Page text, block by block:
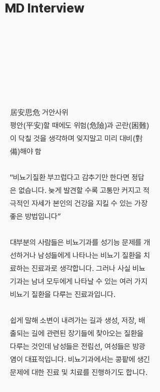
MD Interview
居安思危 거안사위
평안(平安)할 때에도 위험(危險)과 곤란(困難)
이 닥칠 것을 생각하며 잊지말고 미리 대비(對
備)해야 함
"비뇨기질환 부끄럽다고 감추기만 한다면 정답
은 없습니다. 늦게 발견할 수록 고통만 커지고 적
극적인 자세가 본인의 건강을 지킬 수 있는 가장
좋은 방법입니다”
대부분의 사람들은 비뇨기과를 성기능 문제를 개
선하거나 남성들에게 나타나는 비뇨기 질환을 치
료하는 진료과로 생각합니다. 그러나 사실 비뇨
기과는 남녀 모두에게 나타날 수 있는 여러 가지
비뇨기 질환을 다루는 진료과입니다.
쉽게 말해 소변이 내려가는 길과 생성, 저장, 배
출되는 길에 관련된 장기들에 찾아오는 질환을
다루는 것인데 남성들은 전립선, 여성들은 방광
염이 대표적입니다. 비뇨기과에서는 콩팥에 생긴
문제에 대한 진료 및 치료를 진행하기도 합니다.